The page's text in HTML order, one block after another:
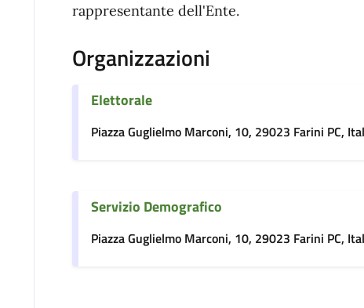
rappresentante dell'Ente.
Organizzazioni
Elettorale
Piazza Guglielmo Marconi, 10, 29023 Farini PC,
Servizio Demografico
Piazza Guglielmo Marconi, 10, 29023 Farini PC,